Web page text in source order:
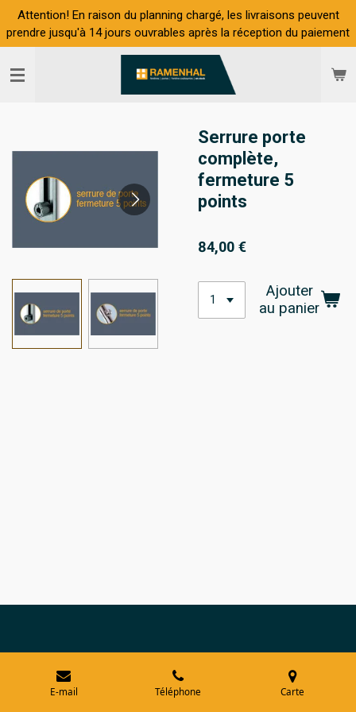
Passer
au
contenu
principal
Attention! En raison du planning chargé, les livraisons peuvent
prendre jusqu'à 14 jours ouvrables après la réception du paiement
Serrure porte
complète,
fermeture 5
points
84,00 €
Ajouter
au panier
E-mail Téléphone Carte